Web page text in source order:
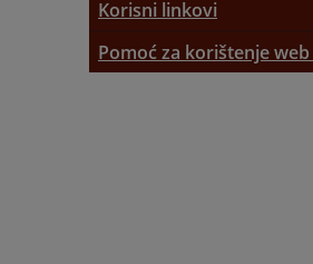
Kontakt suda
Adresar pravosudnih
Korisni linkovi
Korisni linkovi
Pomoć za korištenje